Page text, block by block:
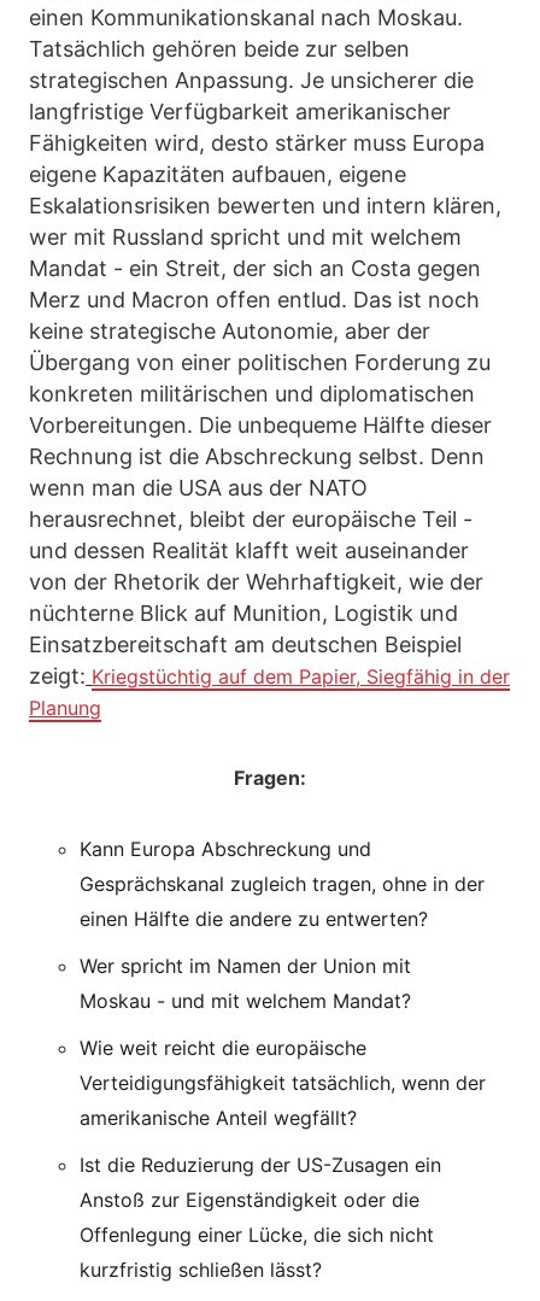
einen Kommunikationskanal nach Moskau.
Tatsächlich gehören beide zur selben
strategischen Anpassung. Je unsicherer die
langfristige Verfügbarkeit amerikanischer
Fähigkeiten wird, desto stärker muss Europa
eigene Kapazitäten aufbauen, eigene
Eskalationsrisiken bewerten und intern klären,
wer mit Russland spricht und mit welchem
Mandat - ein Streit, der sich an Costa gegen
Merz und Macron offen entlud. Das ist noch
keine strategische Autonomie, aber der
Übergang von einer politischen Forderung zu
konkreten militärischen und diplomatischen
Vorbereitungen. Die unbequeme Hälfte dieser
Rechnung ist die Abschreckung selbst. Denn
wenn man die USA aus der NATO
herausrechnet, bleibt der europäische Teil -
und dessen Realität klafft weit auseinander
von der Rhetorik der Wehrhaftigkeit, wie der
nüchterne Blick auf Munition, Logistik und
Einsatzbereitschaft am deutschen Beispiel
zeigt: Kriegstüchtig auf dem Papier, Siegfähig in der
Planung
Fragen:
Kann Europa Abschreckung und
Gesprächskanal zugleich tragen, ohne in der
einen Hälfte die andere zu entwerten?
Wer spricht im Namen der Union mit
Moskau - und mit welchem Mandat?
Wie weit reicht die europäische
Verteidigungsfähigkeit tatsächlich, wenn der
amerikanische Anteil wegfällt?
Ist die Reduzierung der US-Zusagen ein
Anstoß zur Eigenständigkeit oder die
Offenlegung einer Lücke, die sich nicht
kurzfristig schließen lässt?